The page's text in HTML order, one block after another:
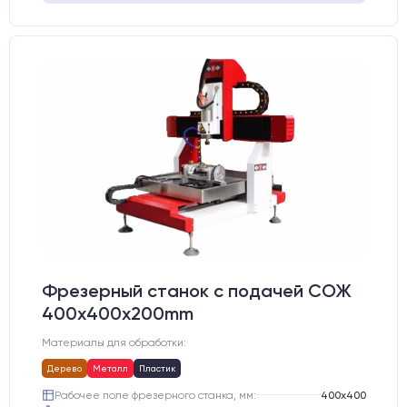
Фрезерный станок с подачей СОЖ
400x400x200mm
Материалы для обработки:
Дерево Металл Пластик
Рабочее поле фрезерного станка, мм:
400х400